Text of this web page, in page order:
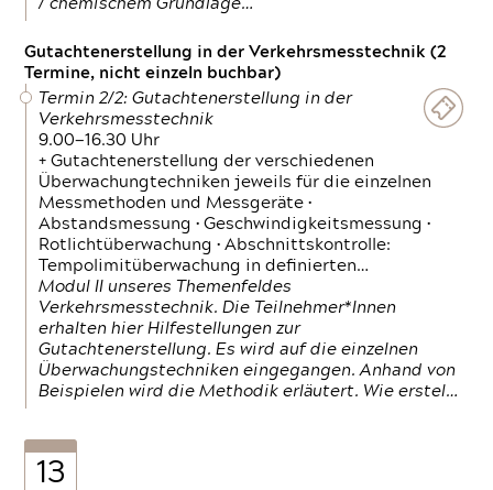
/ chemischem Grundlage…
Gutachtenerstellung in der Verkehrsmesstechnik (2
Termine, nicht einzeln buchbar)
Termin 2/2: Gutachtenerstellung in der
Verkehrsmesstechnik
9.00—16.30 Uhr
+ Gutachtenerstellung der verschiedenen
Überwachungtechniken jeweils für die einzelnen
Messmethoden und Messgeräte •
Abstandsmessung • Geschwindigkeitsmessung •
Rotlichtüberwachung • Abschnittskontrolle:
Tempolimitüberwachung in definierten…
Modul II unseres Themenfeldes
Verkehrsmesstechnik. Die Teilnehmer*Innen
erhalten hier Hilfestellungen zur
Gutachtenerstellung. Es wird auf die einzelnen
Überwachungstechniken eingegangen. Anhand von
Beispielen wird die Methodik erläutert. Wie erstel…
13